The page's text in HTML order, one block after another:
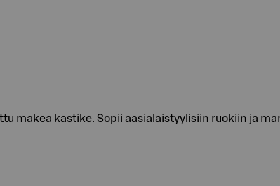
makea kastike. Sopii aasialaistyylisiin ruokiin ja